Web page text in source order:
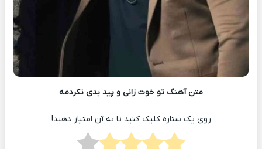
متن آهنگ تو خوت زانی و پید بدی نکردمه
روی یک ستاره کلیک کنید تا به آن امتیاز دهید!